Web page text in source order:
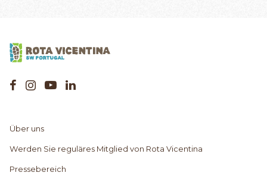
Über uns
Werden Sie reguläres Mitglied von Rota Vicentina
Pressebereich